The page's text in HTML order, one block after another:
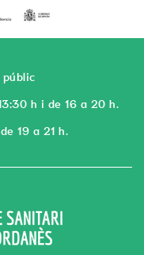
h i de 16 a 20 h.
19 a 21 h.